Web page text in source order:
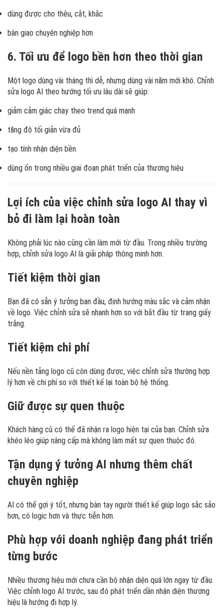
dùng được cho thêu, cắt, khắc
bàn giao chuyên nghiệp hơn
6. Tối ưu để logo bền hơn theo thời gian
Một logo dùng vài tháng thì dễ, nhưng dùng vài năm mới khó. Chỉnh
sửa logo AI theo hướng tối ưu lâu dài sẽ giúp:
giảm cảm giác chạy theo trend quá mạnh
tăng độ tối giản vừa đủ
tạo tính nhận diện bền
dùng ổn trong nhiều giai đoạn phát triển của thương hiệu
Lợi ích của việc chỉnh sửa logo AI thay vì
bỏ đi làm lại hoàn toàn
Không phải lúc nào cũng cần làm mới từ đầu. Trong nhiều trường
hợp, chỉnh sửa logo AI là giải pháp thông minh hơn.
Tiết kiệm thời gian
Bạn đã có sẵn ý tưởng ban đầu, định hướng màu sắc và cảm nhận
về logo. Việc chỉnh sửa sẽ nhanh hơn so với bắt đầu từ trang giấy
trắng.
Tiết kiệm chi phí
Nếu nền tảng logo cũ còn dùng được, việc chỉnh sửa thường hợp
lý hơn về chi phí so với thiết kế lại toàn bộ hệ thống.
Giữ được sự quen thuộc
Khách hàng cũ có thể đã nhận ra logo hiện tại của bạn. Chỉnh sửa
khéo léo giúp nâng cấp mà không làm mất sự quen thuộc đó.
Tận dụng ý tưởng AI nhưng thêm chất
chuyên nghiệp
AI có thể gợi ý tốt, nhưng bàn tay người thiết kế giúp logo sắc sảo
hơn, có logic hơn và thực tiễn hơn.
Phù hợp với doanh nghiệp đang phát triển
từng bước
Nhiều thương hiệu mới chưa cần bộ nhận diện quá lớn ngay từ đầu.
Việc chỉnh logo AI trước, sau đó phát triển dần nhận diện thương
hiệu là hướng đi hợp lý.